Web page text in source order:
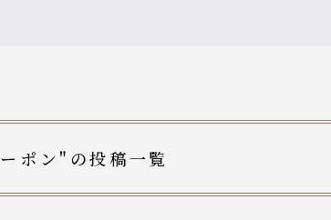
"クーポン"の投稿一覧